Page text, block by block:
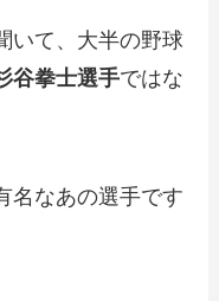
いて、大半の野球
谷拳士選手ではな
名なあの選手です